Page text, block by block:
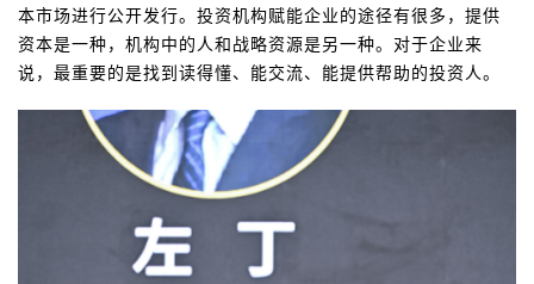
本市场进行公开发行。投资机构赋能企业的途径有很多，提供
资本是一种，机构中的人和战略资源是另一种。对于企业来
说，最重要的是找到读得懂、能交流、能提供帮助的投资人。